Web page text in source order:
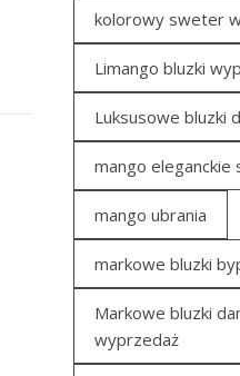
kolorowy sweter
Limango bluzki
Luksusowe bluzki
mango eleganckie
mango ubrania
markowe bluzki
Markowe bluzki
wyprzedaż